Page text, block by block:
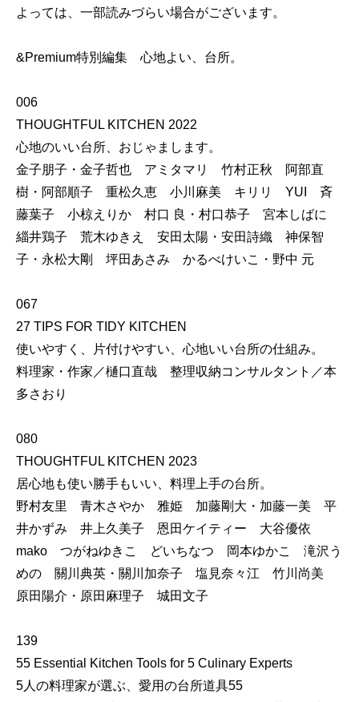
よっては、一部読みづらい場合がございます。
&Premium特別編集 心地よい、台所。
006
THOUGHTFUL KITCHEN 2022
心地のいい台所、おじゃまします。
金子朋子・金子哲也 アミタマリ 竹村正秋 阿部直
樹・阿部順子 重松久恵 小川麻美 キリリ YUI 斉
藤葉子 小椋えりか 村口 良・村口恭子 宮本しばに
緇井鶏子 荒木ゆきえ 安田太陽・安田詩織 神保智
子・永松大剛 坪田あさみ かるべけいこ・野中 元
067
27 TIPS FOR TIDY KITCHEN
使いやすく、片付けやすい、心地いい台所の仕組み。
料理家・作家／樋口直哉 整理収納コンサルタント／本
多さおり
080
THOUGHTFUL KITCHEN 2023
居心地も使い勝手もいい、料理上手の台所。
野村友里 青木さやか 雅姫 加藤剛大・加藤一美 平
井かずみ 井上久美子 恩田ケイティー 大谷優依
mako つがねゆきこ どいちなつ 岡本ゆかこ 滝沢う
めの 關川典英・關川加奈子 塩見奈々江 竹川尚美
原田陽介・原田麻理子 城田文子
139
55 Essential Kitchen Tools for 5 Culinary Experts
5人の料理家が選ぶ、愛用の台所道具55